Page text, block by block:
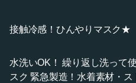
接触冷感！ひんやりマスク★
水洗いOK！ 繰り返し洗って
スク 緊急製造！水着素材・